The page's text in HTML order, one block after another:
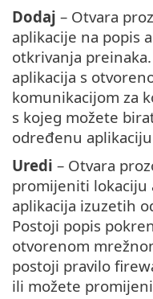
Dodaj – Otvara
aplikacije na popis
otkrivanja
aplikacija s
komunikacijom za
s kojeg možete
određenu
Uredi – Otvara
promijeniti lokaciju
aplikacija izuzetih
Postoji popis
otvorenom
postoji pravilo
ili možete